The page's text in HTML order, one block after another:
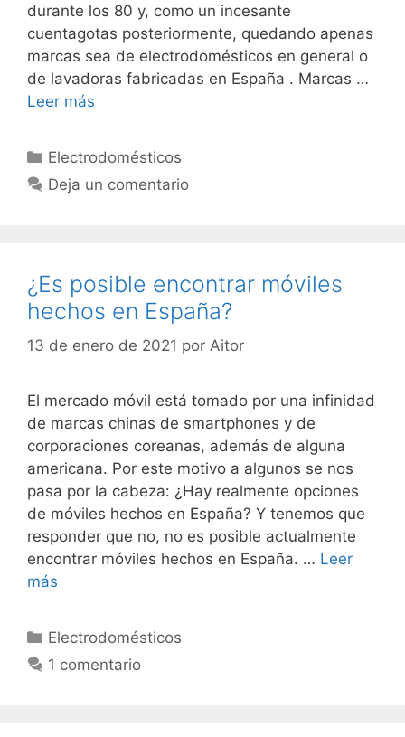
durante los 80 y, como un incesante
cuentagotas posteriormente, quedando apenas
marcas sea de electrodomésticos en general o
de lavadoras fabricadas en España . Marcas …
Leer más
Categorías
Electrodomésticos
Deja un comentario
¿Es posible encontrar móviles
hechos en España?
13 de enero de 2021 por Aitor
El mercado móvil está tomado por una infinidad
de marcas chinas de smartphones y de
corporaciones coreanas, además de alguna
americana. Por este motivo a algunos se nos
pasa por la cabeza: ¿Hay realmente opciones
de móviles hechos en España? Y tenemos que
responder que no, no es posible actualmente
encontrar móviles hechos en España. … Leer
más
Categorías
Electrodomésticos
1 comentario